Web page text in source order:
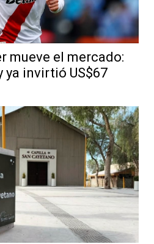
mueve el mercado:
ya invirtió US$67